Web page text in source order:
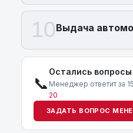
10Выдача
📞
Остались
Менеджер ответит за
20
ЗАДАТЬ ВОПРОС